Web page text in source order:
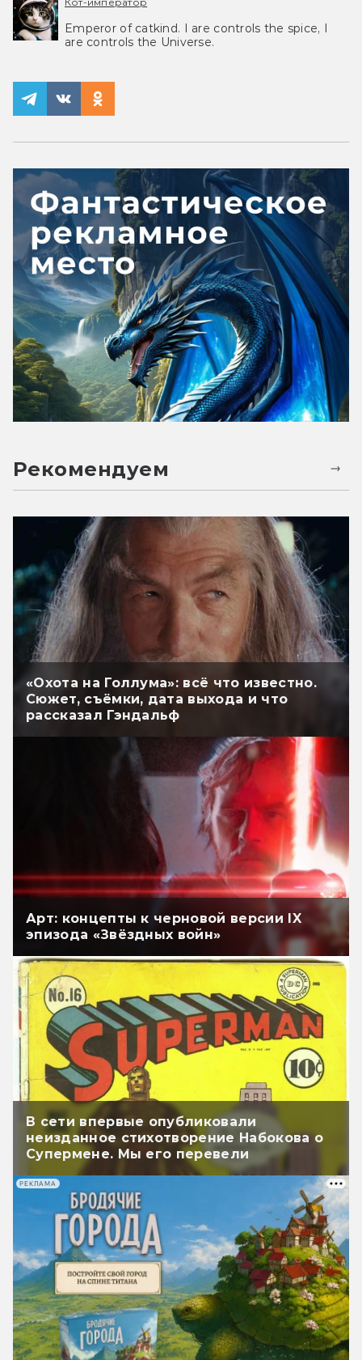
Emperor of catkind. I are controls the spice, I
are controls the Universe.
Рекомендуем
«Охота на Голлума»: всё что известно.
Сюжет, съёмки, дата выхода и что
рассказал Гэндальф
Арт: концепты к черновой версии IX
эпизода «Звёздных войн»
В сети впервые опубликовали
неизданное стихотворение Набокова о
Супермене. Мы его перевели
РЕКЛАМА